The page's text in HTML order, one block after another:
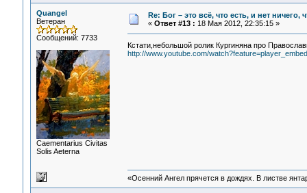
Quangel
Ветеран
Сообщений: 7733
Сaementarius Civitas
Solis Aeterna
Re: Бог – это всё, что есть, и нет
« Ответ #13 : 18 Мая 2012, 22:35:15 »
Кстати,небольшой ролик Кургиняна про
http://www.youtube.com/
«Осенний Ангел прячется в дождях. В листве